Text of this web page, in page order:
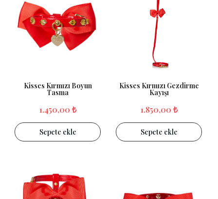
Kisses Kırmızı Boyun
Tasma
1.450,00 ₺
Sepete ekle
Kisses Kırmızı Gezdirme
Kayışı
1.850,00 ₺
Sepete ekle